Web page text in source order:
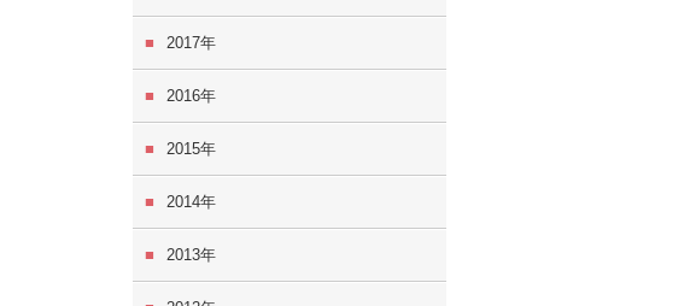
2017
2016
2015
2014
2013